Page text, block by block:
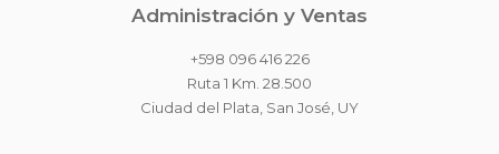
Administración y Ventas
+598 096 416 226
Ruta 1 Km. 28.500
Ciudad del Plata, San José, UY